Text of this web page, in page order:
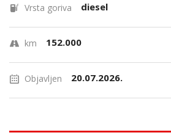
Vrsta goriva diesel
km 152.000
Objavljen 20.07.2026.